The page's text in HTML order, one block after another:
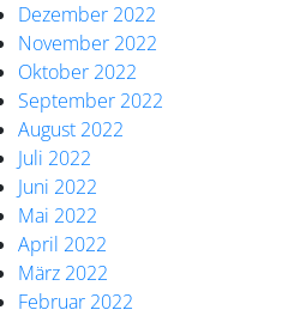
Dezember 2022
November 2022
Oktober 2022
September 2022
August 2022
Juli 2022
Juni 2022
Mai 2022
April 2022
März 2022
Februar 2022